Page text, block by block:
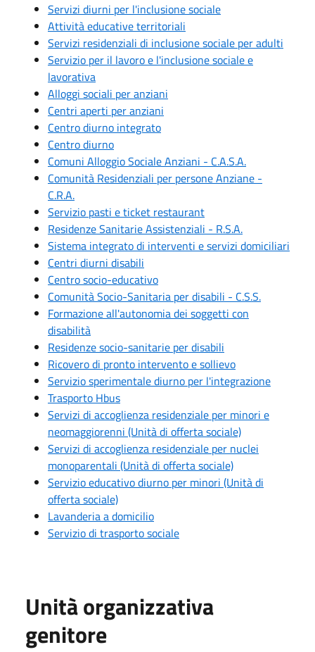
Servizi diurni per l'inclusione sociale
Attività educative territoriali
Servizi residenziali di inclusione sociale per adulti
Servizio per il lavoro e l'inclusione sociale e
lavorativa
Alloggi sociali per anziani
Centri aperti per anziani
Centro diurno integrato
Centro diurno
Comuni Alloggio Sociale Anziani - C.A.S.A.
Comunità Residenziali per persone Anziane -
C.R.A.
Servizio pasti e ticket restaurant
Residenze Sanitarie Assistenziali - R.S.A.
Sistema integrato di interventi e servizi domiciliari
Centri diurni disabili
Centro socio-educativo
Comunità Socio-Sanitaria per disabili - C.S.S.
Formazione all'autonomia dei soggetti con
disabilità
Residenze socio-sanitarie per disabili
Ricovero di pronto intervento e sollievo
Servizio sperimentale diurno per l'integrazione
Trasporto Hbus
Servizi di accoglienza residenziale per minori e
neomaggiorenni (Unità di offerta sociale)
Servizi di accoglienza residenziale per nuclei
monoparentali (Unità di offerta sociale)
Servizio educativo diurno per minori (Unità di
offerta sociale)
Lavanderia a domicilio
Servizio di trasporto sociale
Unità organizzativa
genitore